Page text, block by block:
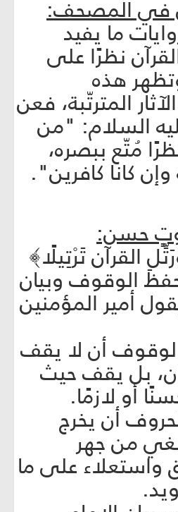
ما يفيد
نظرًا على
هذه
المترتّبة، فعن
السلام: "من
مُتّع ببصره،
كانا كافرين".
القرآن تَرْتِيلًا﴾
الوقوف وبيان
أمير المؤمنين
أن لا يقف
بل يقف حيث
أو لازمًا.
أن يخرج
من جهر
على ما